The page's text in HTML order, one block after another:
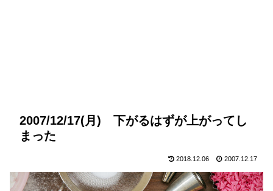
2007/12/17(月) 下がるはずが上がってし
まった
2018.12.06 2007.12.17